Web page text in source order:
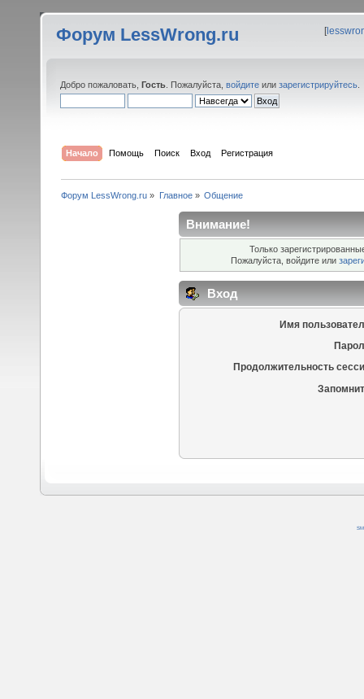
Форум LessWrong.ru [
Добро пожаловать, Гость . Пожалуйста, войдите или зарегистрируйтесь
Начало Помощь Поиск Вход Регистрация
Форум LessWrong.ru » Главное» Общение
Внимание!
Только
Пожалуйста, войдите или
Вход
Имя
Продолжительность